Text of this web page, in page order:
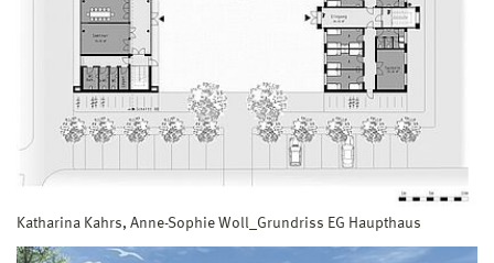
Katharina Kahrs, Anne-Sophie Woll_Grundriss EG Haupthaus